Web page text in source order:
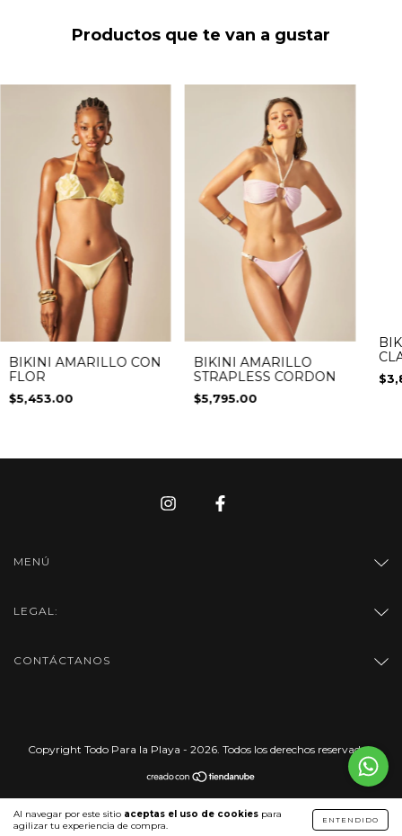
Al navegar por este sitio aceptas el uso de cookies para
agilizar tu experiencia de compra.
ENTENDIDO
Productos que te van a gustar
BIKINI AMARILLO CON
FLOR
$5,453.00
BIKINI AMARILLO
STRAPLESS CORDON
$5,795.00
MENÚ
LEGAL:
CONTÁCTANOS
Copyright Todo Para la Playa - 2026. Todos los derechos reservados.